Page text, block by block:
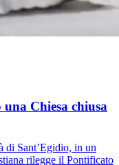
Chiesa chiusa
di Sant’Egidio, in un
rilegge il Pontificato